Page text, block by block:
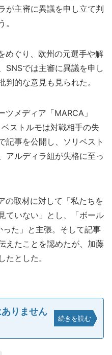
が主審に異議を申し立て判
めぐり、欧州の元選手や解
SNSでは主審に異議を申し
的な意見も見られた。
メディア「MARCA」
ストルモは対戦相手の失
記事を公開し、ソリベスト
アルディラ組が失格に至っ
の取材に対して「私たちを
ていない」とし、「ボール
た」と主張。そして記事
えたことを認めたが、加藤
たとした。
りません
続きを読む